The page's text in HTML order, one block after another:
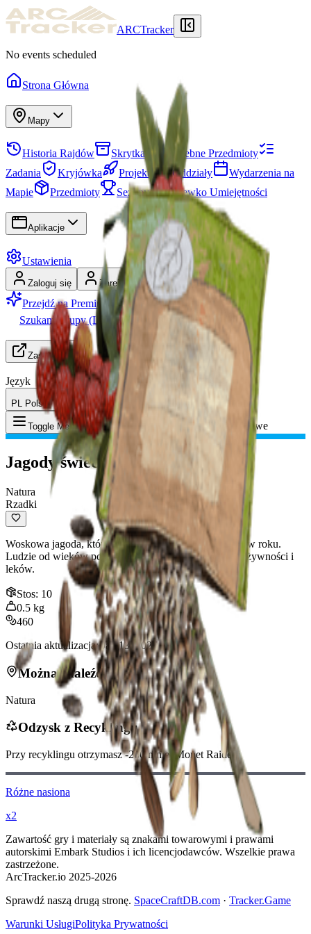
ARCTracker
No events scheduled
Strona Główna
Mapy
Historia Rajdów Skrytka
Potrzebne Przedmioty
Zadania
Kryjówka Projekty Oddziały
Wydarzenia na
Mapie
Przedmioty Sezony Drzewko Umiejętności
Aplikacje
Ustawienia
Zaloguj się Zarejestruj się
Przejdź na Premium
Szukam Grupy (LFG)
Zasoby
Język
PL Polski
Toggle Menu Przedmiot Jagody świecowe
Jagody świecowe
Natura
Rzadki
Woskowa jagoda, która rośnie tylko przez krótki okres w roku.
Ludzie od wieków polegają na nich do wyrobu świec, żywności i
leków.
Stos: 10
0.5 kg
460
Ostatnia aktualizacja:Jan 13, 2026
Można znaleźć w
Natura
Odzysk z Recyklingu
Przy recyklingu otrzymasz -260 mniej Monet Raidera
Różne nasiona
x2
Zawartość gry i materiały są znakami towarowymi i prawami
autorskimi Embark Studios i ich licencjodawców. Wszelkie prawa
zastrzeżone.
ArcTracker.io 2025-2026
Sprawdź naszą drugą stronę. SpaceCraftDB.com · Tracker.Game
Warunki UsługiPolityka Prywatności